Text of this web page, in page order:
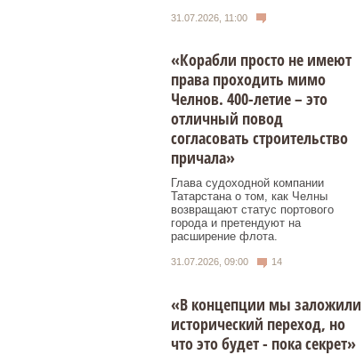
31.07.2026, 11:00
«Корабли просто не имеют
права проходить мимо
Челнов. 400-летие – это
отличный повод
согласовать строительство
причала»
Глава судоходной компании
Татарстана о том, как Челны
возвращают статус портового
города и претендуют на
расширение флота.
31.07.2026, 09:00 14
«В концепции мы заложили
исторический переход, но
что это будет - пока секрет»